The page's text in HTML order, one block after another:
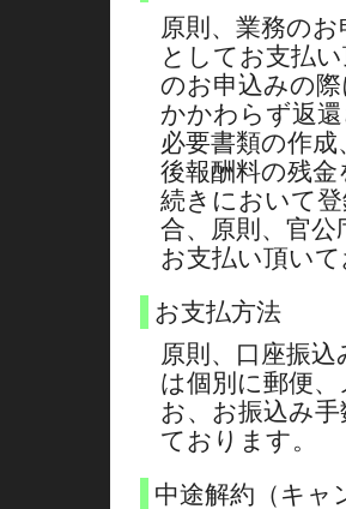
原則、業務の
としてお支払
のお申込みの
かかわらず返
必要書類の作
後報酬料の残
続きにおいて
合、原則、官
お支払い頂いて
お支払方法
原則、口座振
は個別に郵便
お、お振込み
ております。
中途解約（キャ